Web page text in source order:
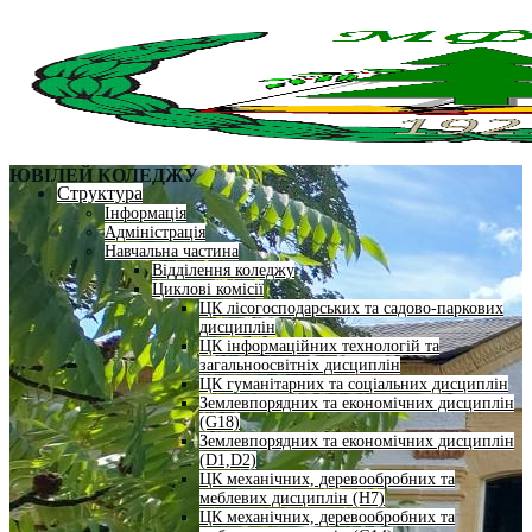
Структура
Інформація
Адміністрація
Навчальна частина
Відділення коледжу
Циклові комісії
ЦК лісогосподарських та садово-паркових
дисциплін
ЦК інформаційних технологій та
загальноосвітніх дисциплін
ЦК гуманітарних та соціальних дисциплін
Землевпорядних та економічних дисциплін
(G18)
Землевпорядних та економічних дисциплін
(D1,D2)
ЦК механічних, деревообробних та
меблевих дисциплін (H7)
ЦК механічних, деревообробних та
ЮВІЛЕЙ КОЛЕДЖУ